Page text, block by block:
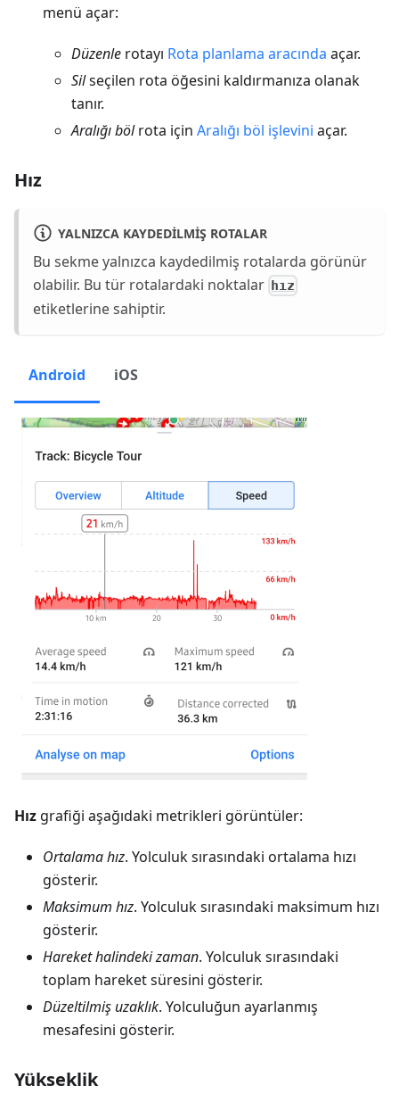
menü açar:
Düzenle rotayı Rota planlama aracında açar.
Silseçilen rota öğesini kaldırmanıza olanak
tanır.
Aralığı bölrota için Aralığı böl işlevini açar.
Hız
YALNIZCA KAYDEDILMIŞ ROTALAR
Bu sekme yalnızca kaydedilmiş rotalarda görünür
olabilir. Bu tür rotalardaki noktalar hız
etiketlerine sahiptir.
Android iOS
Hız grafiği aşağıdaki metrikleri görüntüler:
Ortalama hız. Yolculuk sırasındaki ortalama hızı
gösterir.
Maksimum hız. Yolculuk sırasındaki maksimum hızı
gösterir.
Hareket halindeki zaman. Yolculuk sırasındaki
toplam hareket süresini gösterir.
Düzeltilmiş uzaklık. Yolculuğun ayarlanmış
mesafesini gösterir.
Yükseklik